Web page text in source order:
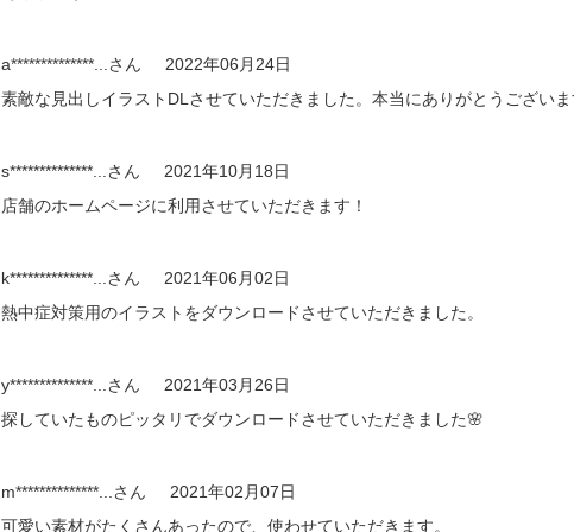
a**************...さん
2022年06月24日
素敵な見出しイラストDLさせていただきました。本当にありがとうござい
s**************...さん
2021年10月18日
店舗のホームページに利用させていただきます！
k**************...さん
2021年06月02日
熱中症対策用のイラストをダウンロードさせていただきました。
y**************...さん
2021年03月26日
探していたものピッタリでダウンロードさせていただきました🌸
m**************...さん
2021年02月07日
可愛い素材がたくさんあったので、使わせていただきます。